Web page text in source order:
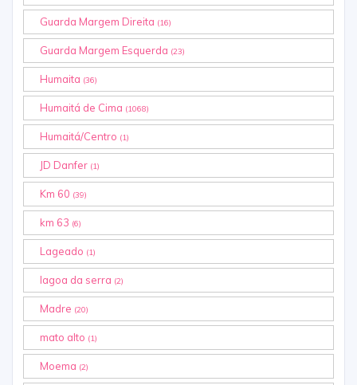
Guarda Margem Direita (16)
Guarda Margem Esquerda (23)
Humaita (36)
Humaitá de Cima (1068)
Humaitá/Centro (1)
JD Danfer (1)
Km 60 (39)
km 63 (6)
Lageado (1)
lagoa da serra (2)
Madre (20)
mato alto (1)
Moema (2)